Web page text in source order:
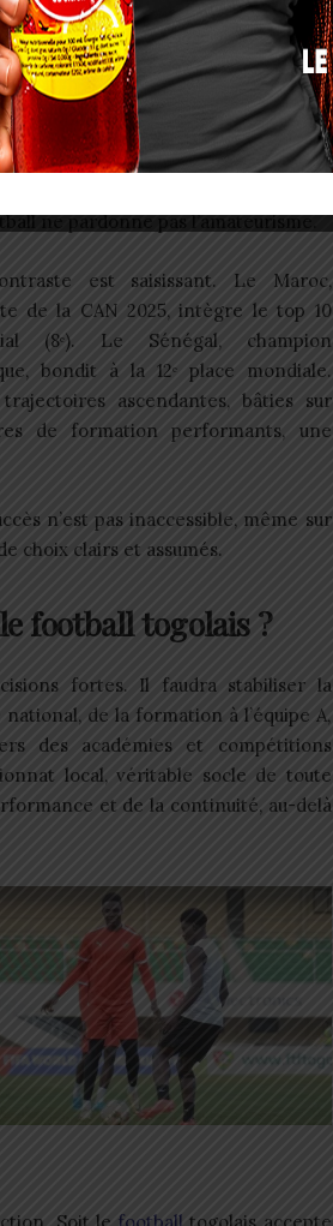
Des joueurs évoluent dans des
du potentiel. Mais ces individualités
collectif solide, elles peinent à
n’est donc pas seulement
ne pardonne pas l’amateurisme.
est saisissant. Le Maroc,
de la CAN 2025, intègre le top 10
(8ᵉ). Le Sénégal, champion
bondit à la 12ᵉ place mondiale.
trajectoires ascendantes, bâties sur
de formation performants, une
n’est pas inaccessible, même sur
choix clairs et assumés.
football togolais ?
fortes. Il faudra stabiliser la
de la formation à l’équipe A,
des académies et compétitions
local, véritable socle de toute
et de la continuité, au-delà